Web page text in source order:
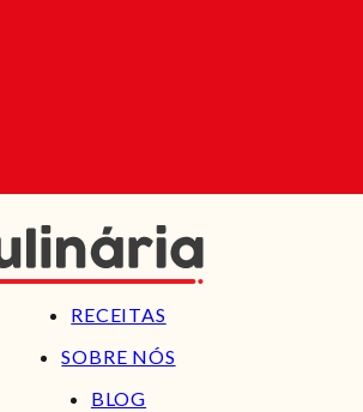
RECEITAS
SOBRE NÓS
BLOG